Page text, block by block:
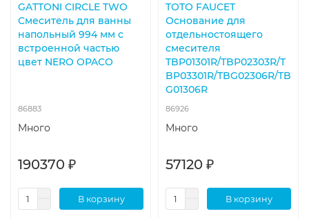
GATTONI CIRCLE TWO
Смеситель для ванны
напольный 994 мм с
встроенной частью
цвет NERO OPACO
86883
Много
190370 ₽
В корзину
TOTO FAUCET
Основание для
отдельностоящего
смесителя
TBP01301R/TBP02303R/T
BP03301R/TBG02306R/TB
G01306R
86926
Много
57120 ₽
В корзину